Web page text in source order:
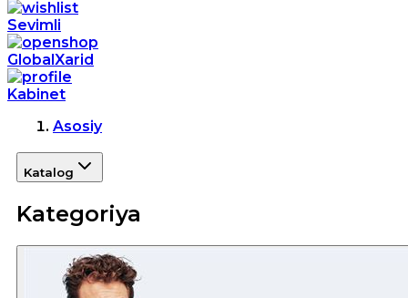
Sevimli
GlobalXarid
Kabinet
Asosiy
Katalog
Kategoriya